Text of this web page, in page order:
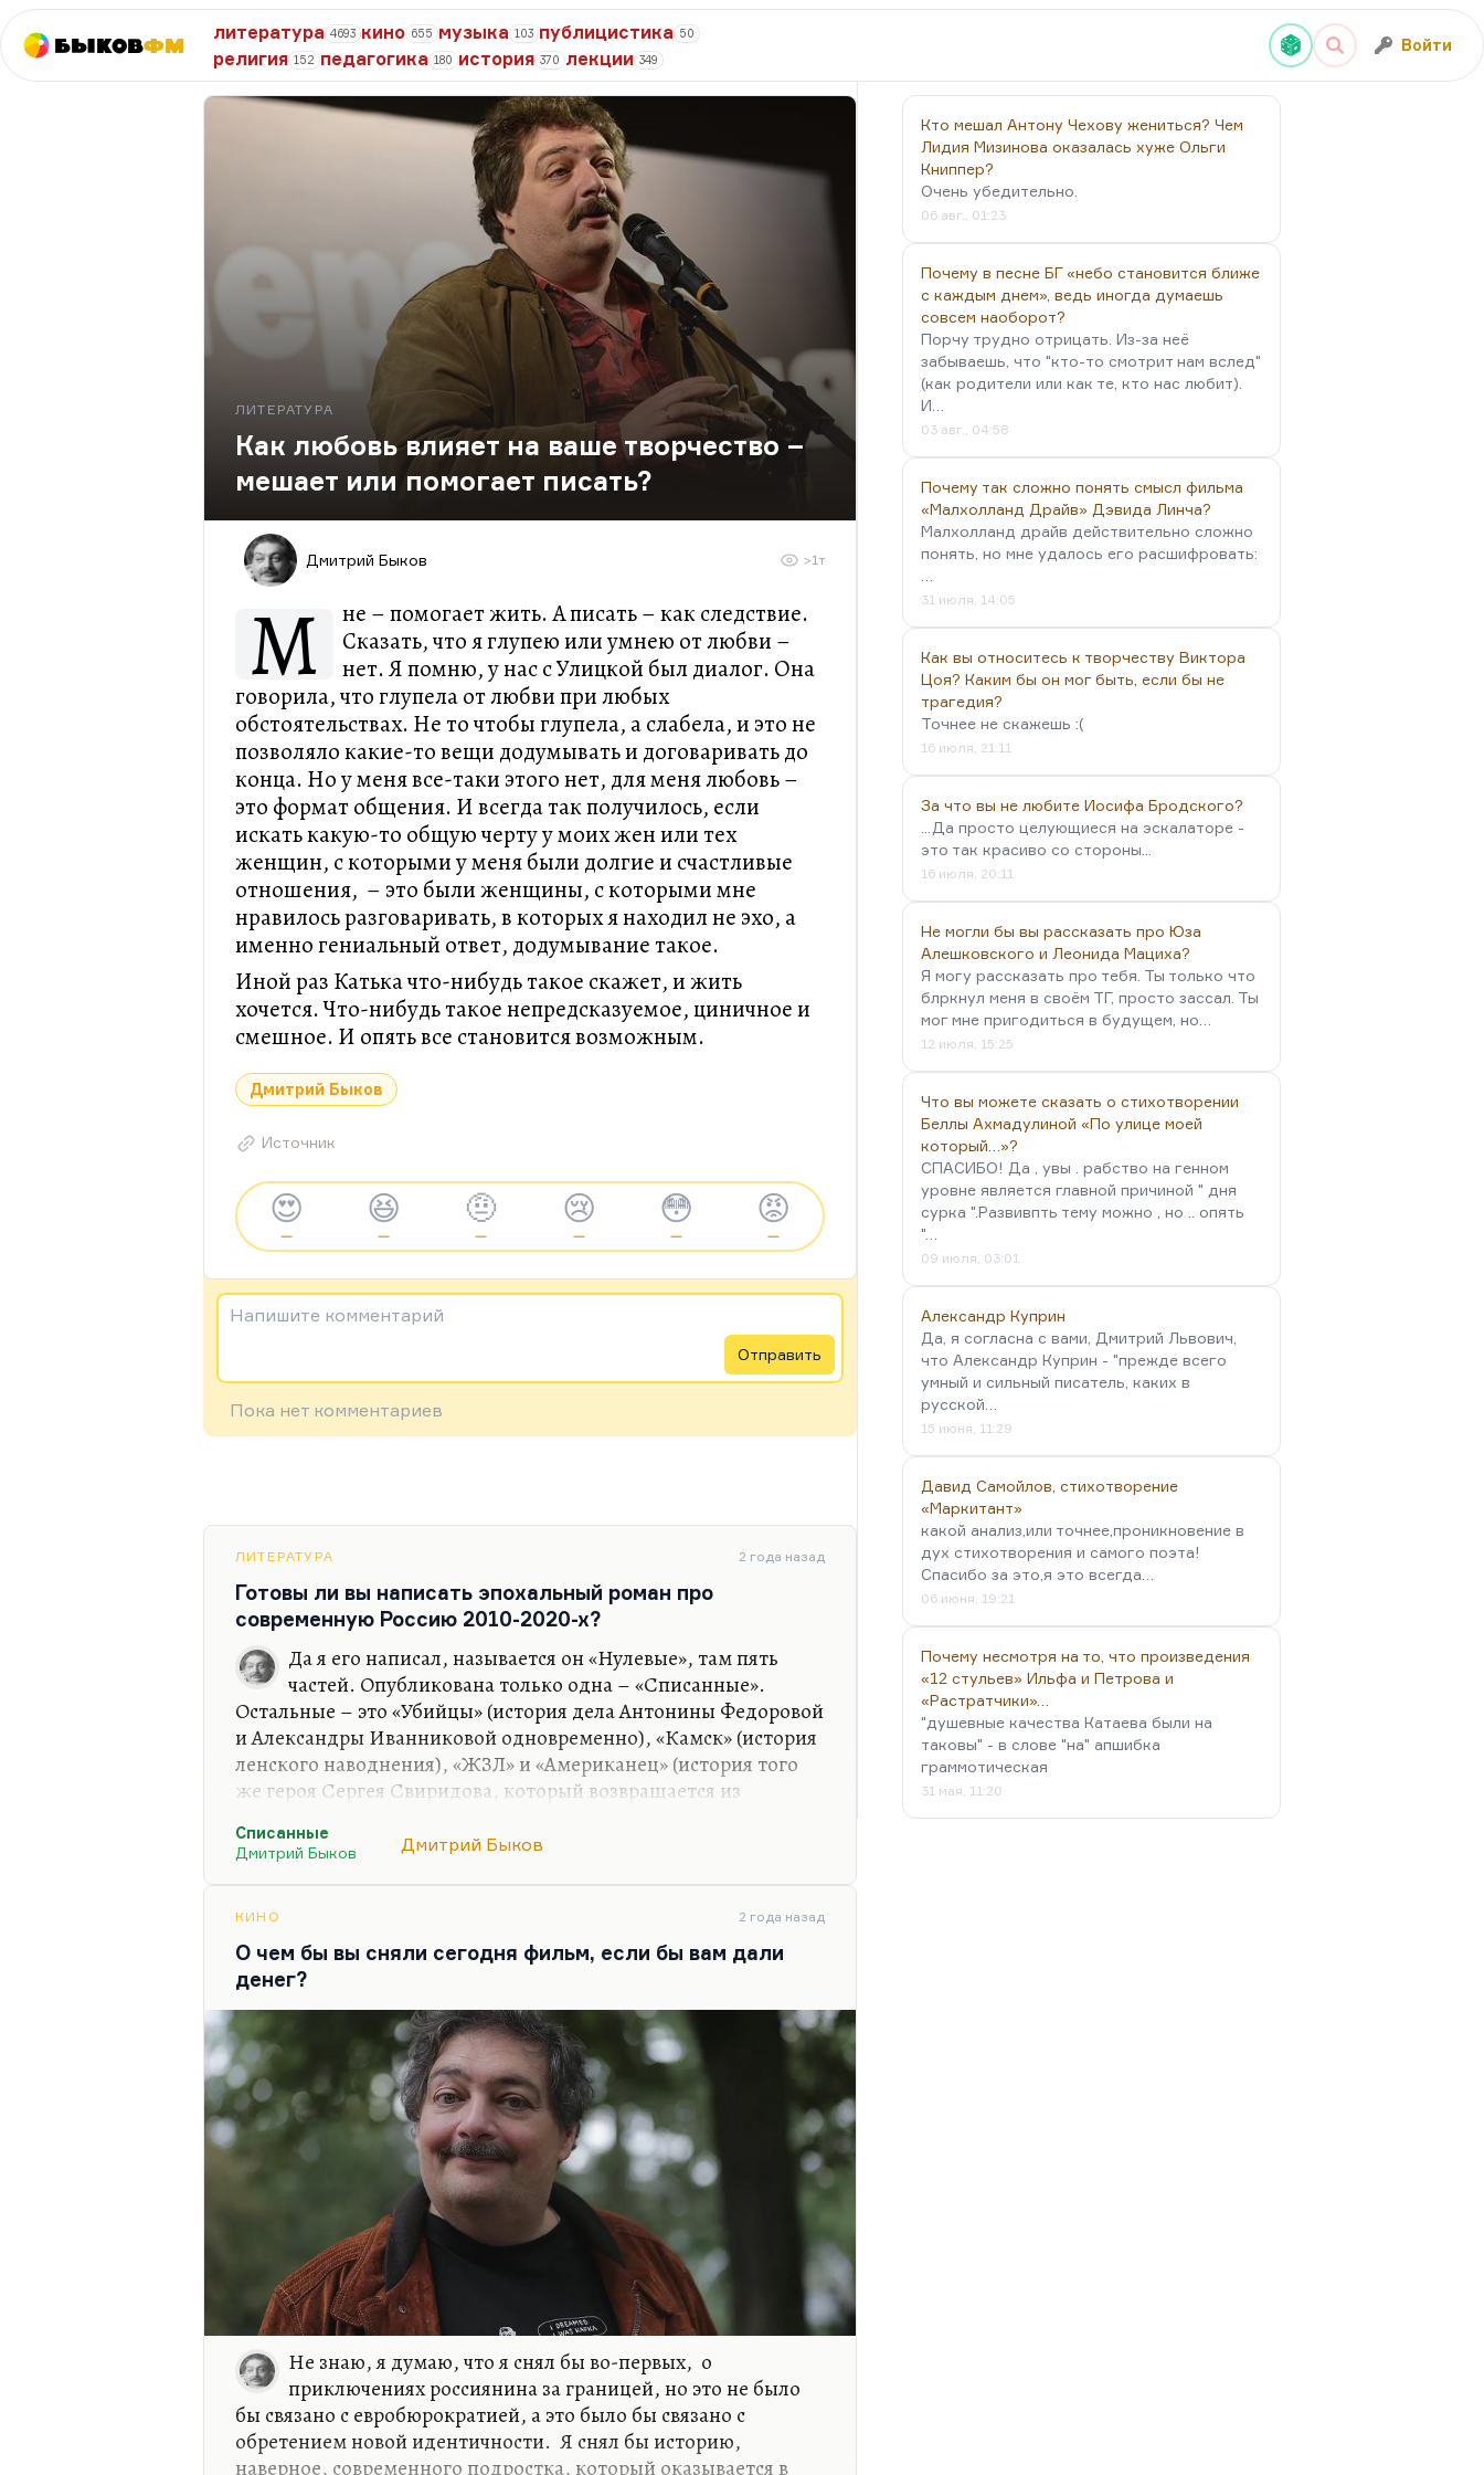
БыковФМ
литература 4693 кино 655 музыка 103 публицистика 50
религия 152 педагогика 180 история 370 лекции 349
Войти
ЛИТЕРАТУРА
Как любовь влияет на ваше творчество –
мешает или помогает писать?
Дмитрий Быков >1т
М
не – помогает жить. А писать – как следствие.
Сказать, что я глупею или умнею от любви –
нет. Я помню, у нас с Улицкой был диалог. Она
говорила, что глупела от любви при любых
обстоятельствах. Не то чтобы глупела, а слабела, и это не
позволяло какие-то вещи додумывать и договаривать до
конца. Но у меня все-таки этого нет, для меня любовь –
это формат общения. И всегда так получилось, если
искать какую-то общую черту у моих жен или тех
женщин, с которыми у меня были долгие и счастливые
отношения, – это были женщины, с которыми мне
нравилось разговаривать, в которых я находил не эхо, а
именно гениальный ответ, додумывание такое.
Иной раз Катька что-нибудь такое скажет, и жить
хочется. Что-нибудь такое непредсказуемое, циничное и
смешное. И опять все становится возможным.
Дмитрий Быков
Источник
😍
—
😆
—
🤨
—
😢
—
😳
—
😡
—
Напишите комментарий
Отправить
Пока нет комментариев
ЛИТЕРАТУРА 2 года назад
Готовы ли вы написать эпохальный роман про
современную Россию 2010-2020-х?
Да я его написал, называется он «Нулевые», там пять
частей. Опубликована только одна – «Списанные».
Остальные – это «Убийцы» (история дела Антонины Федоровой
и Александры Иванниковой одновременно), «Камск» (история
ленского наводнения), «ЖЗЛ» и «Американец» (история того
же героя Сергея Свиридова, который возвращается из
Но я не хочу его печатать; более того, я не уверен, что его надо
печатать.
Понимаете, в чем дело? Писать эпохальный роман хорошо,
когда есть эпохальное время на дворе. Сегодня это не тот
жанр, в котором надо выступать. Мне вообще кажется, что
время эпических романов закончилось. Сегодня надо писать…
Списанные
Дмитрий Быков
Дмитрий Быков
КИНО 2 года назад
О чем бы вы сняли сегодня фильм, если бы вам дали
денег?
Не знаю, я думаю, что я снял бы во-первых, о
приключениях россиянина за границей, но это не было
бы связано с евробюрократией, а это было бы связано с
обретением новой идентичности. Я снял бы историю,
наверное, современного подростка, который оказывается в
Кто мешал Антону Чехову жениться? Чем
Лидия Мизинова оказалась хуже Ольги
Книппер?
Очень убедительно.
06 авг., 01:23
Почему в песне БГ «небо становится ближе
с каждым днем», ведь иногда думаешь
совсем наоборот?
Порчу трудно отрицать. Из-за неё
забываешь, что "кто-то смотрит нам вслед"
(как родители или как те, кто нас любит).
И…
03 авг., 04:58
Почему так сложно понять смысл фильма
«Малхолланд Драйв» Дэвида Линча?
Малхолланд драйв действительно сложно
понять, но мне удалось его расшифровать:
31 июля, 14:05
Как вы относитесь к творчеству Виктора
Цоя? Каким бы он мог быть, если бы не
трагедия?
Точнее не скажешь :(
16 июля, 21:11
За что вы не любите Иосифа Бродского?
...Да просто целующиеся на эскалаторе -
это так красиво со стороны...
16 июля, 20:11
Не могли бы вы рассказать про Юза
Алешковского и Леонида Мациха?
Я могу рассказать про тебя. Ты только что
блркнул меня в своём ТГ, просто зассал. Ты
мог мне пригодиться в будущем, но…
12 июля, 15:25
Что вы можете сказать о стихотворении
Беллы Ахмадулиной «По улице моей
который…»?
СПАСИБО! Да , увы . рабство на генном
уровне является главной причиной " дня
сурка ".Развивпть тему можно , но .. опять
"…
09 июля, 03:01
Александр Куприн
Да, я согласна с вами, Дмитрий Львович,
что Александр Куприн - "прежде всего
умный и сильный писатель, каких в
русской…
15 июня, 11:29
Давид Самойлов, стихотворение
«Маркитант»
какой анализ,или точнее,проникновение в
дух стихотворения и самого поэта!
Спасибо за это,я это всегда…
06 июня, 19:21
Почему несмотря на то, что произведения
«12 стульев» Ильфа и Петрова и
«Растратчики»…
"душевные качества Катаева были на
таковы" - в слове "на" апшибка
граммотическая
31 мая, 11:20